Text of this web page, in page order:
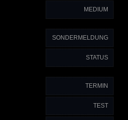
MEDIUM
SONDERMELDUNG
STATUS
TERMIN
TEST